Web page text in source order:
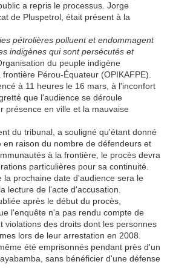
a repris le processus. Jorge
de Pluspetrol, était présent à la
pétrolières polluent et endommagent
indigènes qui sont persécutés et
du peuple indigène
Pérou-Équateur (OPIKAFPE).
à 11 heures le 16 mars, à l'inconfort
que l'audience se déroule
présence en ville et la mauvaise
du tribunal, a souligné qu'étant donné
en raison du nombre de défendeurs et
à la frontière, le procès devra
particulières pour sa continuité.
la prochaine date d'audience sera le
lecture de l'acte d'accusation.
après le début du procès,
l'enquête n'a pas rendu compte de
violations des droits dont les personnes
lors de leur arrestation en 2008.
été emprisonnés pendant près d'un
sans bénéficier d'une défense